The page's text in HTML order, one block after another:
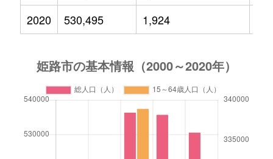
2020
530,495 1,924